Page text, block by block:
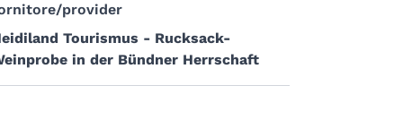
provider
Tourismus - Rucksack-
in der Bündner Herrschaft